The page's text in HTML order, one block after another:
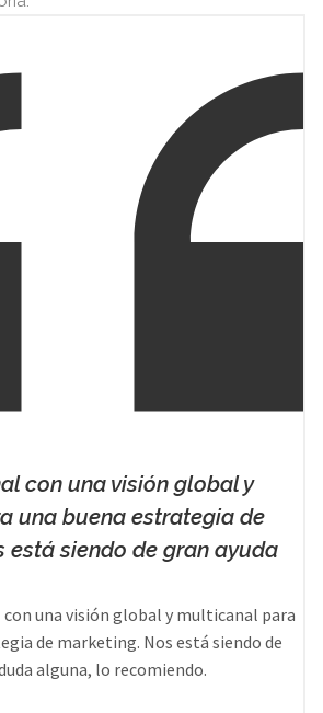
con una visión global y
una buena estrategia de
está siendo de gran ayuda
una visión global y multicanal para
de marketing. Nos está siendo de
alguna, lo recomiendo.